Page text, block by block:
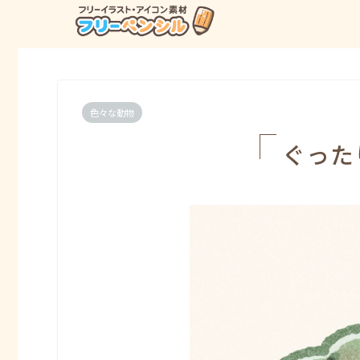
色々な動物
ぐっ